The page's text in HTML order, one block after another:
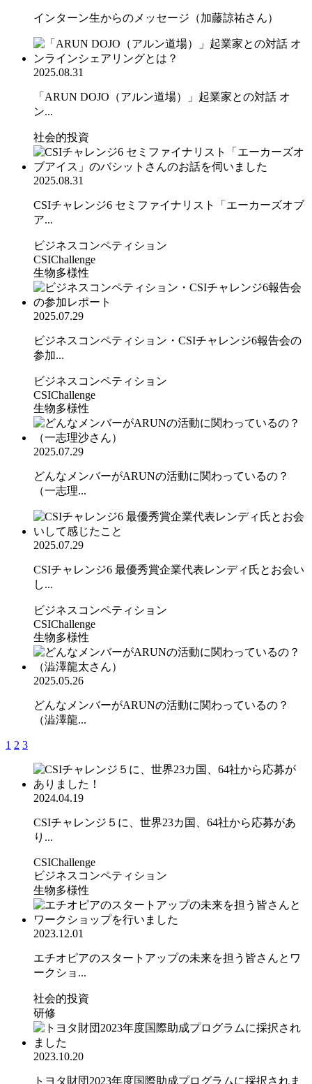
インターン生からのメッセージ（加藤諒祐さん）
2025.08.31
「ARUN DOJO（アルン道場）」起業家との対話 オ
ン...
社会的投資
2025.08.31
CSIチャレンジ6 セミファイナリスト「エーカーズオブ
ア...
ビジネスコンペティション
CSIChallenge
生物多様性
2025.07.29
ビジネスコンペティション・CSIチャレンジ6報告会の
参加...
ビジネスコンペティション
CSIChallenge
生物多様性
2025.07.29
どんなメンバーがARUNの活動に関わっているの？
（一志理...
2025.07.29
CSIチャレンジ6 最優秀賞企業代表レンディ氏とお会い
し...
ビジネスコンペティション
CSIChallenge
生物多様性
2025.05.26
どんなメンバーがARUNの活動に関わっているの？
（澁澤龍...
1 2 3
2024.04.19
CSIチャレンジ５に、世界23カ国、64社から応募があ
り...
CSIChallenge
ビジネスコンペティション
生物多様性
2023.12.01
エチオピアのスタートアップの未来を担う皆さんとワ
ークショ...
社会的投資
研修
2023.10.20
トヨタ財団2023年度国際助成プログラムに採択されま